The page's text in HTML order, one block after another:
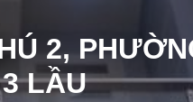
2,
LẦU